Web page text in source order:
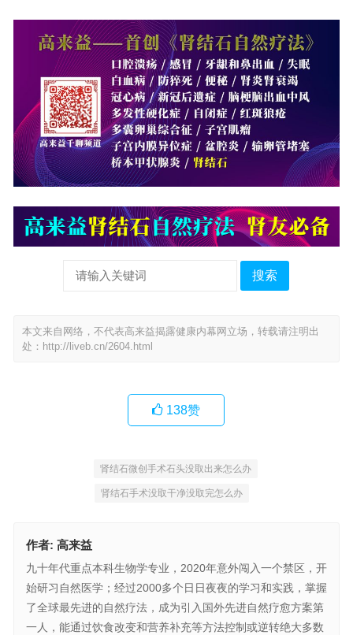
搜索
本文来自网络，不代表高来益揭露健康内幕网立场，转载请注明出
处： http://liveb.cn/2604.html
138赞
肾结石微创手术石头没取出来怎么办
肾结石手术没取干净没取完怎么办
作者: 高来益
九十年代重点本科生物学专业，2020年意外闯入一个禁区，开
始研习自然医学；经过2000多个日日夜夜的学习和实践，掌握
了全球最先进的自然疗法，成为引入国外先进自然疗愈方案第
一人，能通过饮食改变和营养补充等方法控制或逆转绝大多数